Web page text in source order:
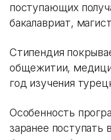
поступающих
бакалавриат,
Стипендия
общежитии,
год изучения
Особенность
заранее поступать